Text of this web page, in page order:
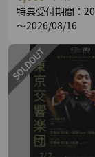
特典受付期間：
～2026/08/16